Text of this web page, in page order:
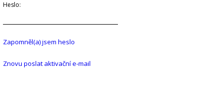
Heslo:
Zapomněl(a) jsem heslo
Znovu poslat aktivační e-mail